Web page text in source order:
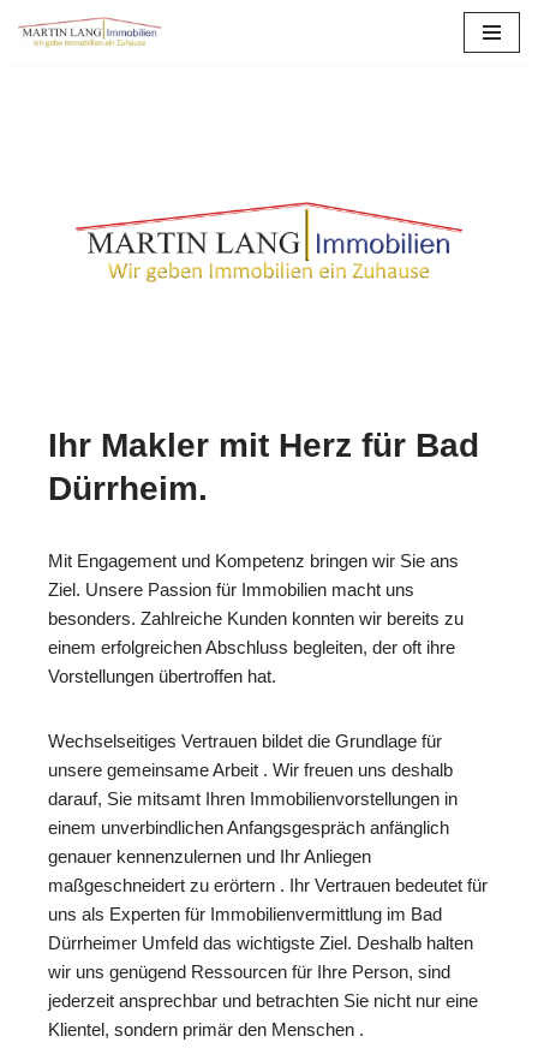
Ihr Makler mit Herz für Bad
Dürrheim.
Mit Engagement und Kompetenz bringen wir Sie ans
Ziel. Unsere Passion für Immobilien macht uns
besonders. Zahlreiche Kunden konnten wir bereits zu
einem erfolgreichen Abschluss begleiten, der oft ihre
Vorstellungen übertroffen hat.
Wechselseitiges Vertrauen bildet die Grundlage für
unsere gemeinsame Arbeit . Wir freuen uns deshalb
darauf, Sie mitsamt Ihren Immobilienvorstellungen in
einem unverbindlichen Anfangsgespräch anfänglich
genauer kennenzulernen und Ihr Anliegen
maßgeschneidert zu erörtern . Ihr Vertrauen bedeutet für
uns als Experten für Immobilienvermittlung im Bad
Dürrheimer Umfeld das wichtigste Ziel. Deshalb halten
wir uns genügend Ressourcen für Ihre Person, sind
jederzeit ansprechbar und betrachten Sie nicht nur eine
Klientel, sondern primär den Menschen .